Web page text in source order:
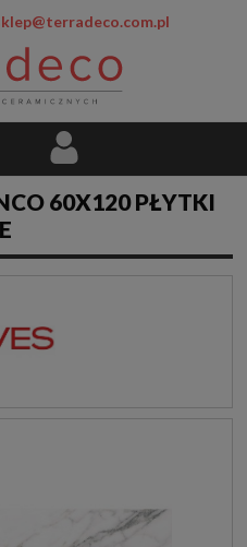
60X120 PŁYTKI